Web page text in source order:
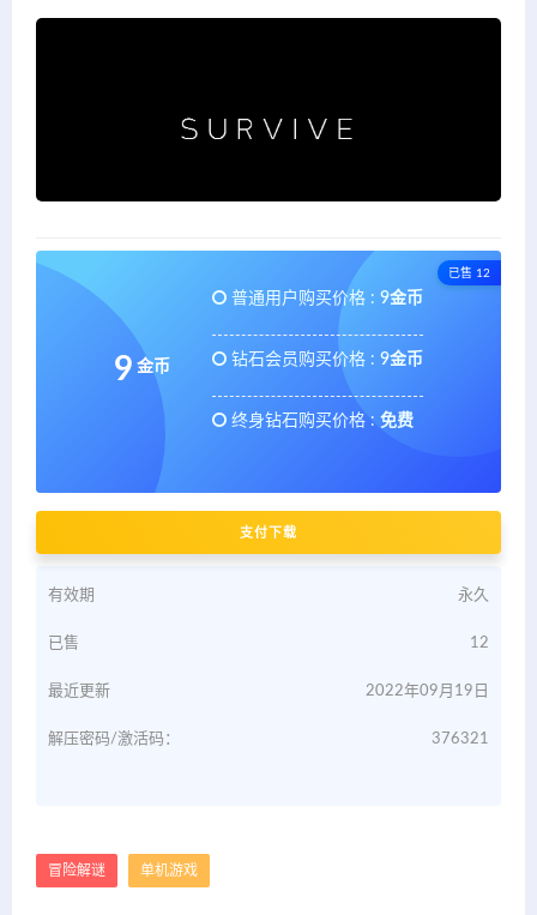
已售 12
9 金币
普通用户购买价格 : 9金币
钻石会员购买价格 : 9金币
终身钻石购买价格 : 免费
支付下载
有效期 永久
已售 12
最近更新 2022年09月19日
解压密码/激活码： 376321
冒险解谜 单机游戏